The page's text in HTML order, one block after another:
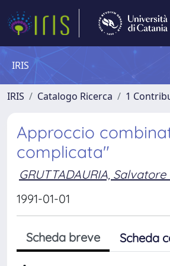
IRIS
IRIS Catalogo Ricerca 1
Approccio
complicata"
GRUTTADAURIA,
1991-01-01
Scheda breve Scheda